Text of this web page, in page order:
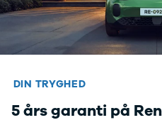
Privatleasing
Tilbud
Jogger
Modeller
Privatleasing
Privatleasing
3.500 kr.
Budget op
3.000 kr.
Lån til
Oversigt
Sådan
DIN TRYGHED
5 års garanti på